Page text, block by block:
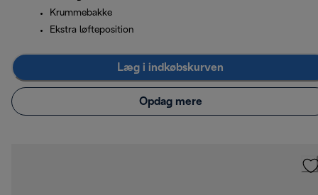
Krummebakke
Ekstra løfteposition
Læg i indkøbskurven
Opdag mere